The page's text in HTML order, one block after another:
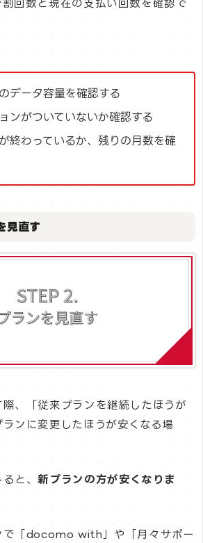
回数と現在の支払い回数を確認で
データ容量を確認する
ンがついていないか確認する
終わっているか、残りの月数を確
見直す
、「従来プランを継続したほうが
ンに変更したほうが安くなる場
ると、新プランの方が安くなりま
で「docomo with」や「月々サポー